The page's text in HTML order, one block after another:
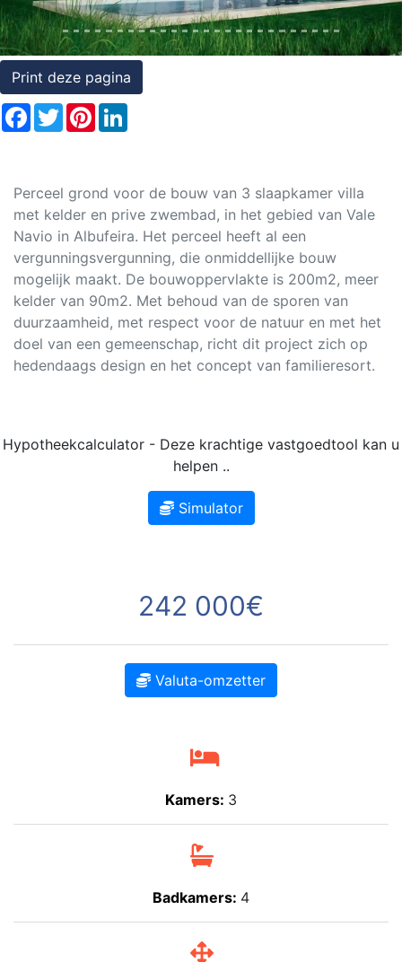
Rechten
op
onroerend
goed
Print deze pagina
Facebook
TwitterPinterest
Perceel grond voor de bouw van 3 slaapkamer villa
met kelder en prive zwembad, in het gebied van Vale
Navio in Albufeira. Het perceel heeft al een
vergunningsvergunning, die onmiddellijke bouw
mogelijk maakt. De bouwoppervlakte is 200m2, meer
kelder van 90m2. Met behoud van de sporen van
duurzaamheid, met respect voor de natuur en met het
doel van een gemeenschap, richt dit project zich op
hedendaags design en het concept van familieresort.
Hypotheekcalculator - Deze krachtige vastgoedtool kan u
helpen ..
Simulator
242 000€
Valuta-omzetter
Kamers: 3
Badkamers: 4